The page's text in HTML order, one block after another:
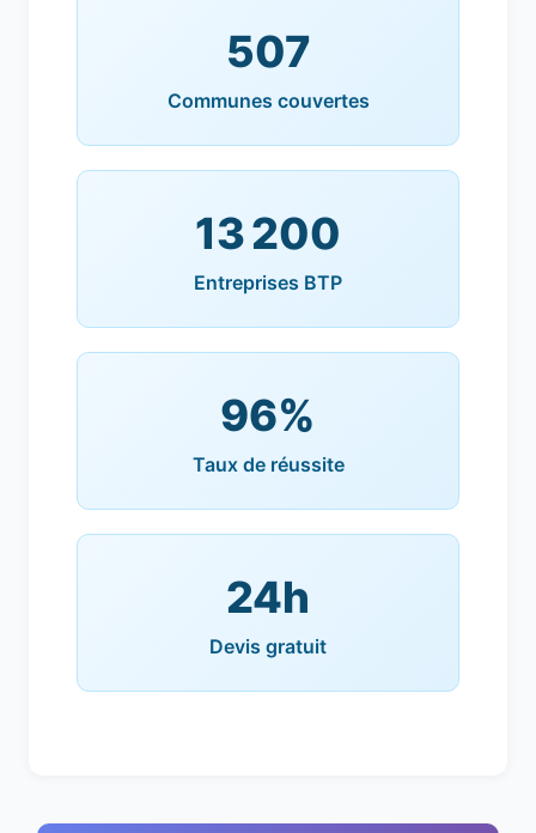
507
Communes couvertes
13 200
Entreprises BTP
96%
Taux de réussite
24h
Devis gratuit